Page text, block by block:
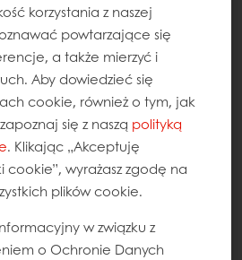
korzystania z naszej
powtarzające się
a także mierzyć i
Aby dowiedzieć się
cookie, również o tym, jak
się z naszą polityką
. Klikając „Akceptuję
cookie”, wyrażasz zgodę na
plików cookie.
w związku z
o Ochronie Danych